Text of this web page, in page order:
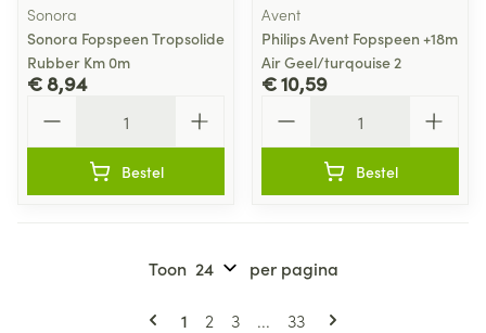
Sonora
Sonora Fopspeen Tropsolide
Rubber Km 0m
€ 8,94
Bestel
Avent
Philips Avent Fopspeen +18m
Air Geel/turqouise 2
€ 10,59
Bestel
Pagina's
U lees momenteel pagina
1 Pagina
2 Pagina
3 ... Pagina
33
Toon per pagina